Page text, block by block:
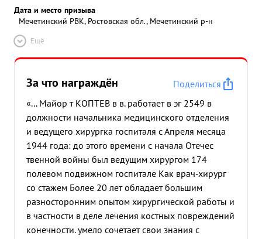
Дата и место призыва
Мечетинский РВК, Ростовская обл., Мечетинский р-н
Ещё
За что награждён
Поделиться
«... Майор т КОПТЕВ в в. работает в эг 2549 в
должности начальника медицинского отделения
и ведущего хирургка госпиталя с Апреля месяца
1944 года: до этого времени с начала Отечес
твенной войны был ведущим хирургом 174
полевом подвижном госпитале Как врач-хирург
со стажем Более 20 лет обладает большим
разносторонним опытом хирургической работы и
в частности в деле лечения костных повреждений
конечности. умело сочетает свои знания с